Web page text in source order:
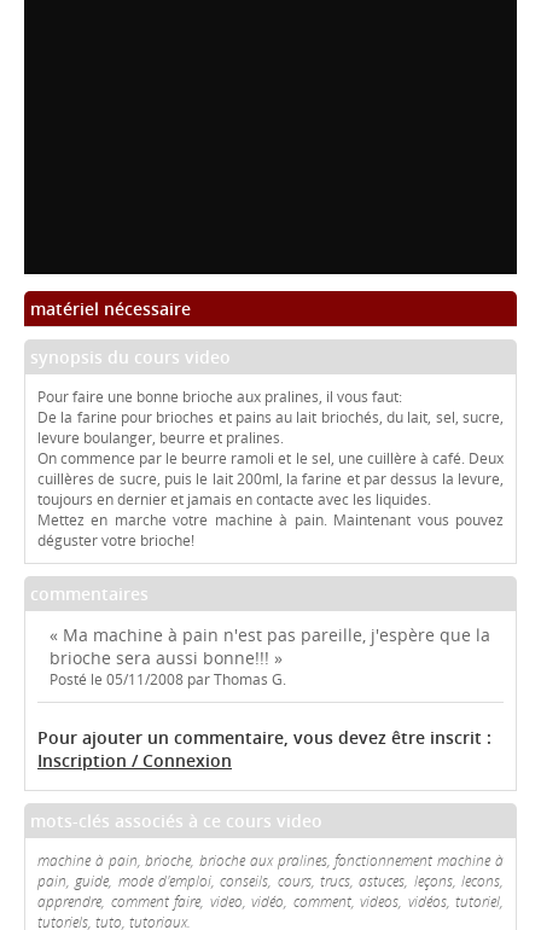
matériel nécessaire
synopsis du cours video
Pour faire une bonne brioche aux pralines, il vous faut:
De la farine pour brioches et pains au lait briochés, du lait, sel, sucre,
levure boulanger, beurre et pralines.
On commence par le beurre ramoli et le sel, une cuillère à café. Deux
cuillères de sucre, puis le lait 200ml, la farine et par dessus la levure,
toujours en dernier et jamais en contacte avec les liquides.
Mettez en marche votre machine à pain. Maintenant vous pouvez
déguster votre brioche!
commentaires
« Ma machine à pain n'est pas pareille, j'espère que la
brioche sera aussi bonne!!! »
Posté le 05/11/2008 par Thomas G.
Pour ajouter un commentaire, vous devez être inscrit :
Inscription / Connexion
mots-clés associés à ce cours video
machine à pain, brioche, brioche aux pralines, fonctionnement machine à
pain, guide, mode d'emploi, conseils, cours, trucs, astuces, leçons, lecons,
apprendre, comment faire, video, vidéo, comment, videos, vidéos, tutoriel,
tutoriels, tuto, tutoriaux.